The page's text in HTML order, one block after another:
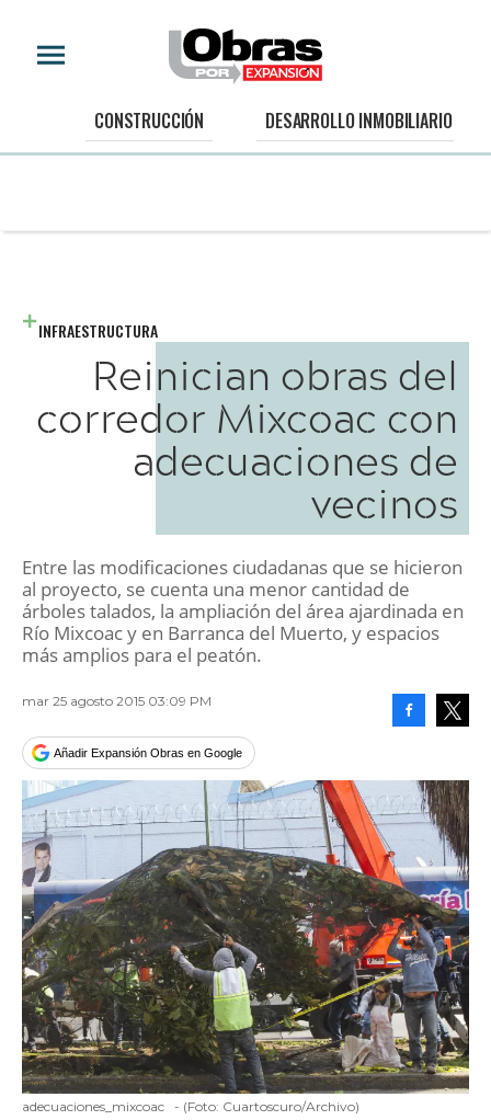
CONSTRUCCIÓN DESARROLLO INMOBILIARIO
INFRAESTRUCTURA
Reinician obras del
corredor Mixcoac con
adecuaciones de
vecinos
Entre las modificaciones ciudadanas que se hicieron
al proyecto, se cuenta una menor cantidad de
árboles talados, la ampliación del área ajardinada en
Río Mixcoac y en Barranca del Muerto, y espacios
más amplios para el peatón.
mar 25 agosto 2015 03:09 PM
Añadir Expansión Obras en Google
adecuaciones_mixcoac - (Foto: Cuartoscuro/Archivo)